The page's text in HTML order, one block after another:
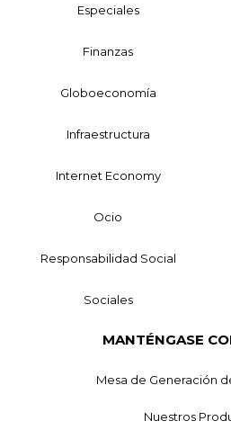
Especiales
Finanzas
Globoeconomía
Infraestructura
Internet Economy
Ocio
Responsabilidad Social
Sociales
MANTÉNGASE
Mesa de Generación
Nuestros